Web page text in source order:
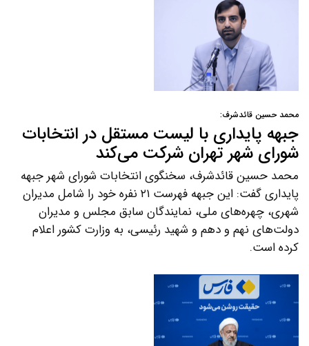
محمد حسین قائدشرف:
جبهه پایداری با لیست مستقل در انتخابات
شورای شهر تهران شرکت می‌کند
محمد حسین قائدشرف، سخنگوی انتخابات شورای شهر جبهه
پایداری گفت: این جبهه فهرست ۲۱ نفره خود را شامل مدیران
شهری، چهره‌های ملی، نمایندگان سابق مجلس و مدیران
دولت‌های نهم و دهم و شهید رئیسی، به وزارت کشور اعلام
کرده است.